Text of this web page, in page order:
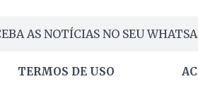
AS NOTÍCIAS NO SEU
TERMOS DE USO